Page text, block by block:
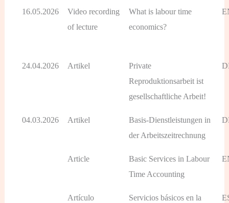
16.05.2026
Video recording
of lecture
What is labour time
economics?
24.04.2026 Artikel
Private
Reproduktionsarbeit ist
gesellschaftliche Arbeit!
04.03.2026 Artikel
Basis-Dienstleistungen in
der Arbeitszeitrechnung
Article
Basic Services in Labour
Time Accounting
Artículo
Servicios básicos en la